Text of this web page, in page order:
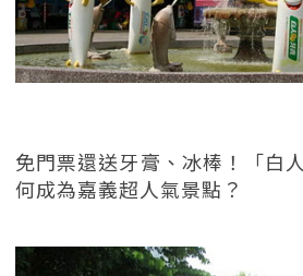
免門票還送牙膏、冰棒！「白
何成為嘉義超人氣景點？